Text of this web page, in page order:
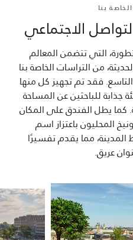
بنا
الاجتماعي
التي تتضمن المعالم
من التراسات الخاصة بنا
فقد تم تجهيز كل منها
جذابة للباحثين عن المساحة
كما يطل الفندق على المكان
المحليون باعتزاز اسم
مما يقدم تفسيرًا
عريق.